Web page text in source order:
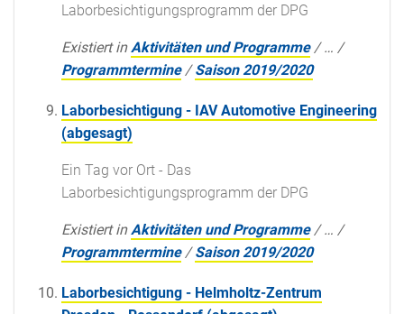
Laborbesichtigungsprogramm der DPG
Existiert in Aktivitäten und Programme /… /
Programmtermine /Saison 2019/2020
Laborbesichtigung - IAV Automotive Engineering
(abgesagt)
Ein Tag vor Ort - Das
Laborbesichtigungsprogramm der DPG
Existiert in Aktivitäten und Programme /… /
Programmtermine /Saison 2019/2020
Laborbesichtigung - Helmholtz-Zentrum